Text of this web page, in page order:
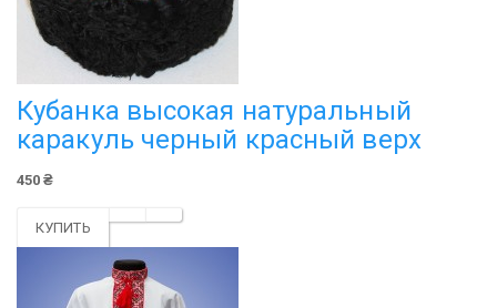
Кубанка высокая натуральный
каракуль черный красный верх
450 ₴
КУПИТЬ